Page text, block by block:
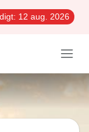
12 aug. 2026